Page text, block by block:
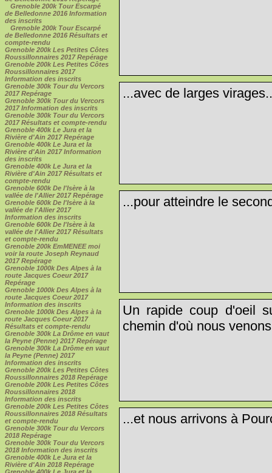
Grenoble 200k Tour Escarpé
de Belledonne 2016 Information
des inscrits
Grenoble 200k Tour Escarpé
de Belledonne 2016 Résultats et
compte-rendu
Grenoble 200k Les Petites Côtes
Roussillonnaires 2017 Repérage
Grenoble 200k Les Petites Côtes
Roussillonnaires 2017
Information des inscrits
Grenoble 300k Tour du Vercors
2017 Repérage
Grenoble 300k Tour du Vercors
2017 Information des inscrits
Grenoble 300k Tour du Vercors
2017 Résultats et compte-rendu
Grenoble 400k Le Jura et la
Rivière d'Ain 2017 Repérage
Grenoble 400k Le Jura et la
Rivière d'Ain 2017 Information
des inscrits
Grenoble 400k Le Jura et la
Rivière d'Ain 2017 Résultats et
compte-rendu
Grenoble 600k De l'Isère à la
vallée de l'Allier 2017 Repérage
Grenoble 600k De l'Isère à la
vallée de l'Allier 2017
Information des inscrits
Grenoble 600k De l'Isère à la
vallée de l'Allier 2017 Résultats
et compte-rendu
Grenoble 200k EmMENEE moi
voir la route Joseph Reynaud
2017 Repérage
Grenoble 1000k Des Alpes à la
route Jacques Coeur 2017
Repérage
Grenoble 1000k Des Alpes à la
route Jacques Coeur 2017
Information des inscrits
Grenoble 1000k Des Alpes à la
route Jacques Coeur 2017
Résultats et compte-rendu
Grenoble 300k La Drôme en vaut
la Peyne (Penne) 2017 Repérage
Grenoble 300k La Drôme en vaut
la Peyne (Penne) 2017
Information des inscrits
Grenoble 200k Les Petites Côtes
Roussillonnaires 2018 Repérage
Grenoble 200k Les Petites Côtes
Roussillonnaires 2018
Information des inscrits
Grenoble 200k Les Petites Côtes
Roussillonnaires 2018 Résultats
et compte-rendu
Grenoble 300k Tour du Vercors
2018 Repérage
Grenoble 300k Tour du Vercors
2018 Information des inscrits
Grenoble 400k Le Jura et la
Rivière d'Ain 2018 Repérage
...avec de larges
...pour atteindre le
Un rapide coup d'oeil
chemin d'où nous
...et nous arrivons à